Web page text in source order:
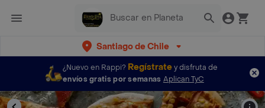
Santiago de Chile
¿Nuevo en Rappi? Regístratey disfruta de
envíos gratis por semanas Aplican TyC